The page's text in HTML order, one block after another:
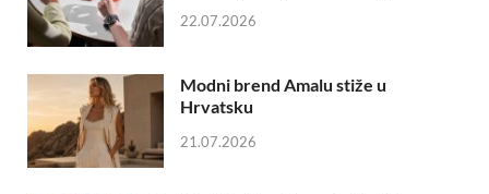
22.07.2026
Modni brend Amalu stiže u
Hrvatsku
21.07.2026